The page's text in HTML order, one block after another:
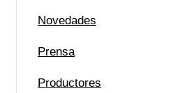
Novedades
Prensa
Productores